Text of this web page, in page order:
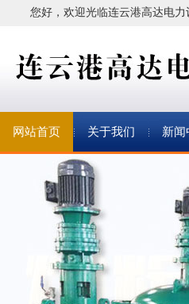
您好，欢迎光临连云港高达电
网站首页 关于我们 新闻